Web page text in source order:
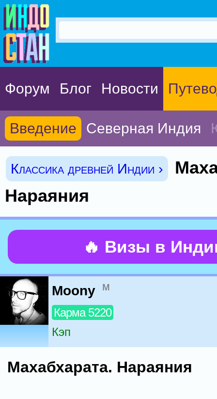
Форум Блог Новости
Введение Северная Индия
Классика древней Индии ›
Нараяния
🔥 Визы в
Moony м
Карма 5220
Кэп
Махабхарата. Нараяния